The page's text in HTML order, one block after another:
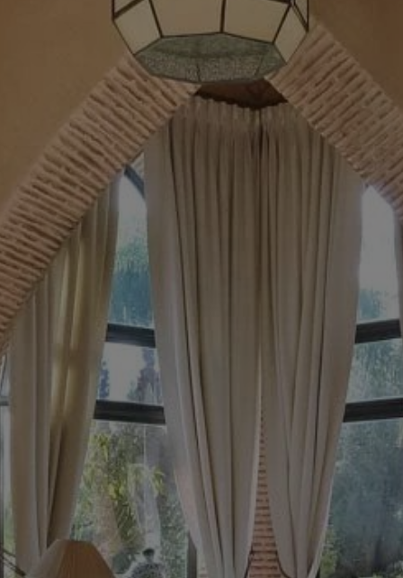
Acheter Villa 13 pièces 3300 m² Marrakech